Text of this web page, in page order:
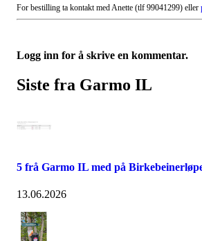
For bestilling ta kontakt med Anette (tlf 99041299) eller
Logg inn for å skrive en kommentar.
Siste fra Garmo IL
5 frå Garmo IL med på
13.06.2026